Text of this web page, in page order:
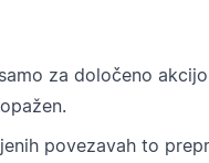
za določeno
povezavah to